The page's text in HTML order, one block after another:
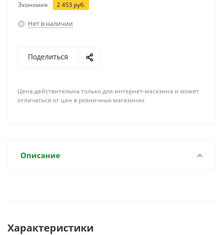
Экономия 2 453 руб.
Нет в наличии
Поделиться
Цена действительна только для интернет-магазина и может
отличаться от цен в розничных магазинах
Описание
Характеристики